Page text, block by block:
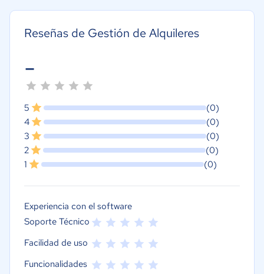
Reseñas de Gestión de Alquileres
-
5
(0)
4
(0)
3
(0)
2
(0)
1
(0)
Experiencia con el software
Soporte Técnico
Facilidad de uso
Funcionalidades